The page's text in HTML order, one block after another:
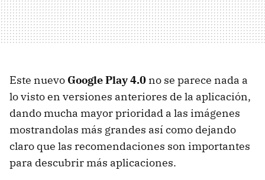
Este nuevo Google Play 4.0 no se parece nada a
lo visto en versiones anteriores de la aplicación,
dando mucha mayor prioridad a las imágenes
mostrandolas más grandes así como dejando
claro que las recomendaciones son importantes
para descubrir más aplicaciones.